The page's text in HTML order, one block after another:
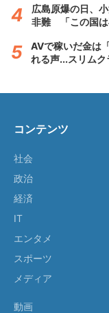
広島原爆の日、
非難 「この国は
AVで稼いだ金は
れる声...スリムク
コンテンツ
社会
政治
経済
IT
エンタメ
スポーツ
メディア
動画